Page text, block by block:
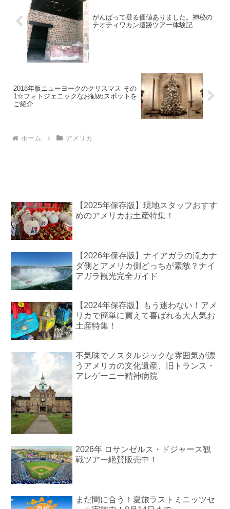
がんばって登る価値ありました。神秘の
テオティワカン遺跡ツアー体験記
2018年版ニューヨークのクリスマス その
1☆フォトジェニックなお勧めスポットを
ご紹介
ホーム アメリカ
【2025年保存版】現地スタッフおすす
めのアメリカお土産特集！
【2026年保存版】ナイアガラの滝カナ
ダ側とアメリカ側どっちが素敵？ナイ
アガラ観光完全ガイド
【2024年保存版】もう迷わない！アメ
リカで簡単に買えて喜ばれる大人気お
土産特集！
不気味でノスタルジックな雰囲気が漂
うアメリカの文化遺産、旧トランス・
アレゲーニー精神病院
2026年 ロサンゼルス・ドジャース観
戦ツアー絶賛販売中！
まだ間に合う！夏旅ラストミニッツセ